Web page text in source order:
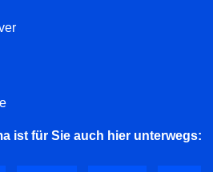
ist für Sie auch hier unterwegs: